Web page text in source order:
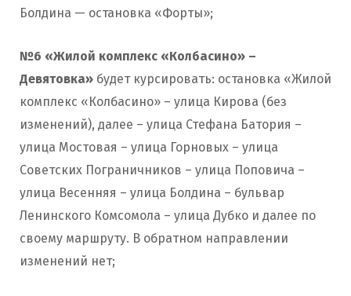
Болдина — остановка «Форты»;
№6 «Жилой комплекс «Колбасино» –
Девятовка» будет курсировать: остановка «Жилой
комплекс «Колбасино» – улица Кирова (без
изменений), далее – улица Стефана Батория –
улица Мостовая – улица Горновых – улица
Советских Пограничников – улица Поповича –
улица Весенняя – улица Болдина – бульвар
Ленинского Комсомола – улица Дубко и далее по
своему маршруту. В обратном направлении
изменений нет;